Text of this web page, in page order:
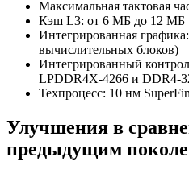
Максимальная тактовая
Кэш L3: от 6 МБ до 12 МБ
Интегрированная
вычислительных блоков)
Интегрированный
LPDDR4X-4266 и DDR4-
Техпроцесс: 10 нм SuperFin
Улучшения в
предыдущим